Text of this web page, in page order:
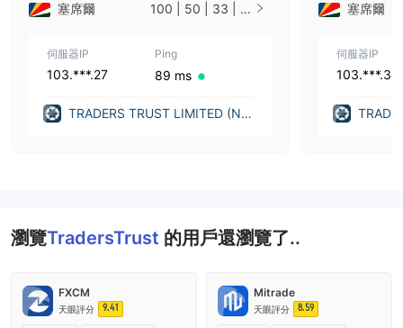
塞席爾
100 | 50 | 33 | 2
伺服器IP
103.***.27
Ping
89 ms
TRADERS TRUST LIMITED (Ne
塞席爾
伺服器IP
103.***.38
瀏覽TradersTrust 的用戶還瀏覽了..
FXCM
天眼評分 9.41
Mitrade
天眼評分 8.59